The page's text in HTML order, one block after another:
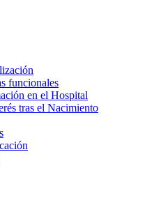
funcionales
en el Hospital
tras el Nacimiento